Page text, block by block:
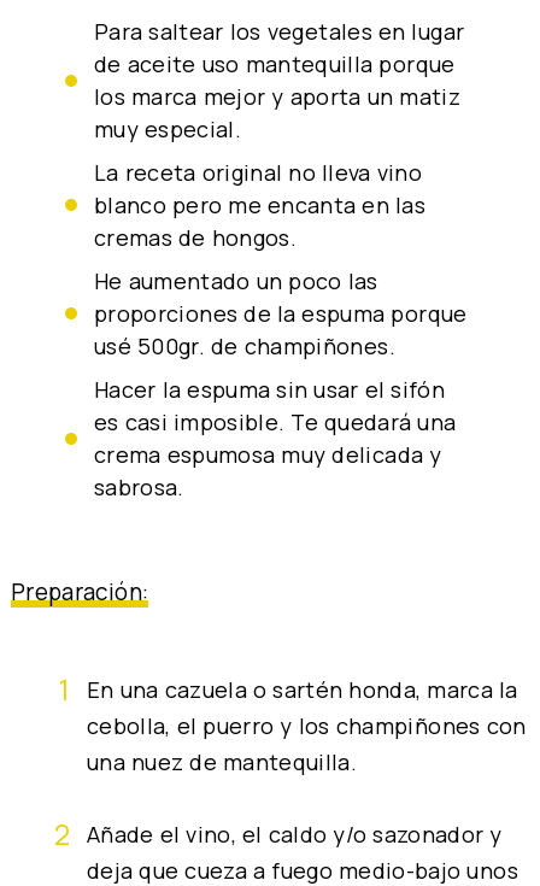
Para saltear los vegetales en lugar
de aceite uso mantequilla porque
los marca mejor y aporta un matiz
muy especial.
La receta original no lleva vino
blanco pero me encanta en las
cremas de hongos.
He aumentado un poco las
proporciones de la espuma porque
usé 500gr. de champiñones.
Hacer la espuma sin usar el sifón
es casi imposible. Te quedará una
crema espumosa muy delicada y
sabrosa.
Preparación:
En una cazuela o sartén honda, marca la
cebolla, el puerro y los champiñones con
una nuez de mantequilla.
Añade el vino, el caldo y/o sazonador y
deja que cueza a fuego medio-bajo unos